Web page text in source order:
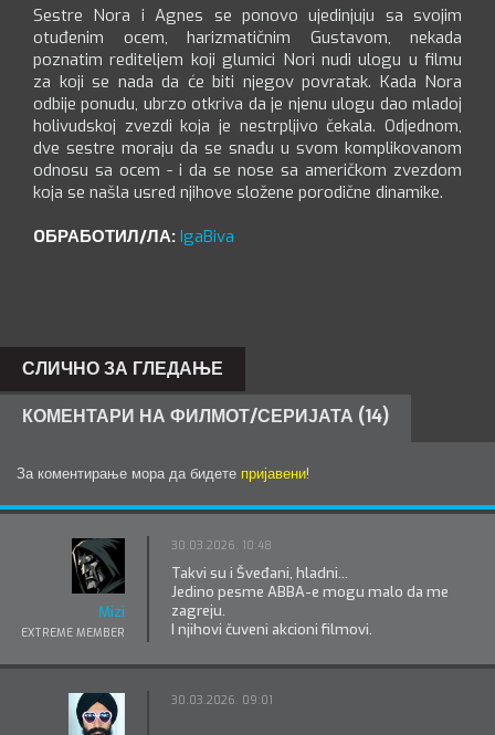
Sestre Nora i Agnes se ponovo ujedinjuju sa svojim
otuđenim ocem, harizmatičnim Gustavom, nekada
poznatim rediteljem koji glumici Nori nudi ulogu u filmu
za koji se nada da će biti njegov povratak. Kada Nora
odbije ponudu, ubrzo otkriva da je njenu ulogu dao mladoj
holivudskoj zvezdi koja je nestrpljivo čekala. Odjednom,
dve sestre moraju da se snađu u svom komplikovanom
odnosu sa ocem - i da se nose sa američkom zvezdom
koja se našla usred njihove složene porodične dinamike.
OБРАБОТИЛ/ЛА: IgaBiva
СЛИЧНО ЗА ГЛЕДАЊЕ
КОМЕНТАРИ НА ФИЛМОТ/СЕРИЈАТА (14)
За коментирање мора да бидете пријавени!
Mizi
EXTREME MEMBER
30.03.2026. 10:48
Takvi su i Šveđani, hladni...
Jedino pesme ABBA-e mogu malo da me
zagreju.
I njihovi čuveni akcioni filmovi.
30.03.2026. 09:01